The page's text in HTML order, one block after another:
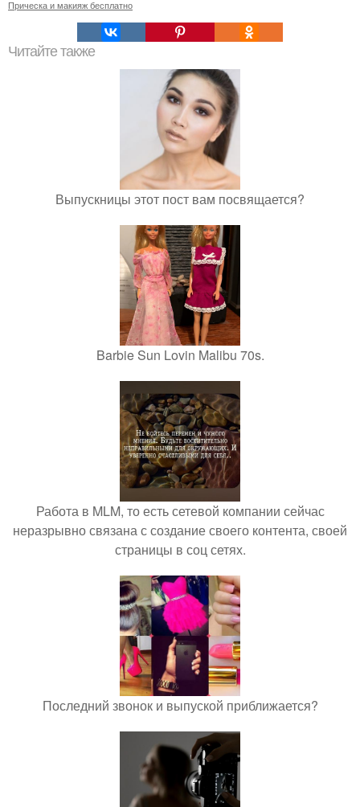
Прическа и макияж бесплатно
Читайте также
Выпускницы этот пост вам посвящается?
Barbie Sun Lovin Malibu 70s.
Работа в MLM, то есть сетевой компании сейчас
неразрывно связана с создание своего контента, своей
страницы в соц сетях.
Последний звонок и выпуской приближается?